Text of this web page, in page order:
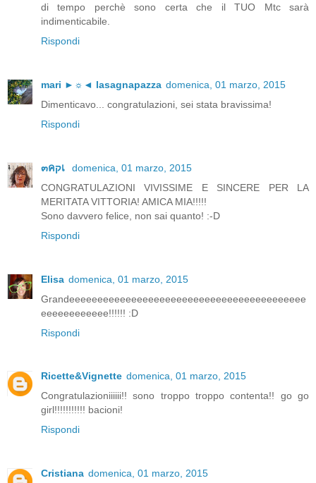
di tempo perchè sono certa che il TUO Mtc sarà
indimenticabile.
Rispondi
mari ►☼◄ lasagnapazza domenica, 01 marzo, 2015
Dimenticavo... congratulazioni, sei stata bravissima!
Rispondi
๓คקเ
domenica, 01 marzo, 2015
CONGRATULAZIONI VIVISSIME E SINCERE PER LA
MERITATA VITTORIA! AMICA MIA!!!!!
Sono davvero felice, non sai quanto! :-D
Rispondi
Elisa domenica, 01 marzo, 2015
Grandeeeeeeeeeeeeeeeeeeeeeeeeeeeeeeeeeeeeeeeeee
eeeeeeeeeeee!!!!!! :D
Rispondi
Ricette&Vignette domenica, 01 marzo, 2015
Congratulazioniiiiii!! sono troppo troppo contenta!! go go
girl!!!!!!!!!!! bacioni!
Rispondi
Cristiana domenica, 01 marzo, 2015